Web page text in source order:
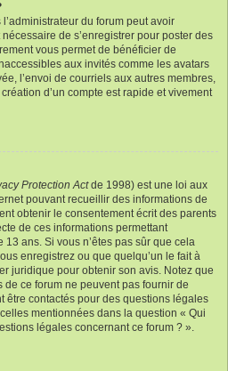
du forum peut avoir
de s’enregistrer pour poster des
vous permet de bénéficier de
aux invités comme les avatars
l’envoi de courriels aux autres membres,
d’un compte est rapide et vivement
Protection Actde 1998) est une loi aux
pouvant recueillir des informations de
obtenir le consentement écrit des parents
de ces informations permettant
ans. Si vous n’êtes pas sûr que cela
enregistrez ou que quelqu’un le fait à
juridique pour obtenir son avis. Notez que
ce forum ne peuvent pas fournir de
être contactés pour des questions légales
mentionnées dans la question « Qui
légales concernant ce forum ? ».